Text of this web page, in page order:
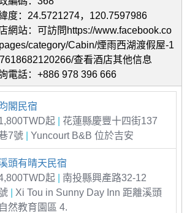
度：24.5721274，120.7597986
網站：可訪問https://www.facebook.co
category/Cabin/煙雨西湖渡假屋-1
查看酒店其他信息
電話：+886 978 396 666
昀閣民宿
起
花蓮縣慶豐十四街137
7號
Yuncourt B&B 位於吉安
頭有晴天民宿
起
南投縣興產路32-12
Xi Tou in Sunny Day Inn 距離溪頭
自然教育園區 4.